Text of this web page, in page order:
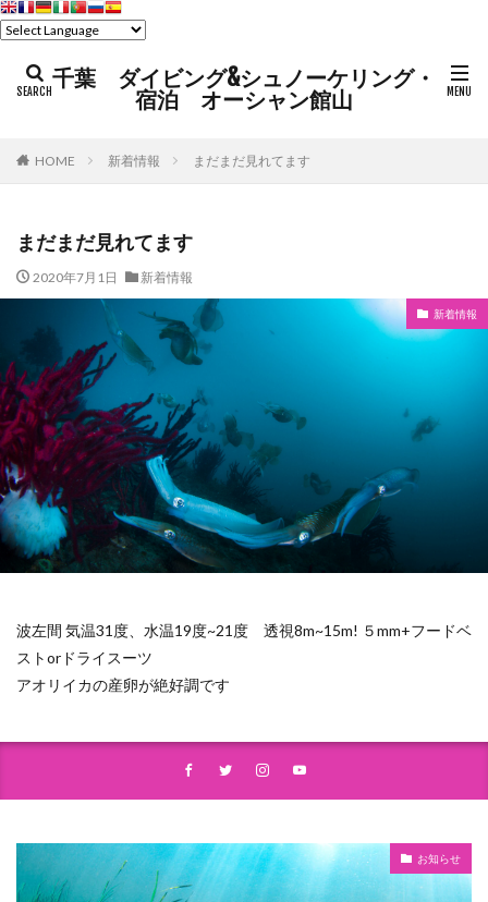
千葉 ダイビング&シュノーケリング・
宿泊 オーシャン館山
HOME 新着情報 まだまだ見れてます
まだまだ見れてます
2020年7月1日 新着情報
新着情報
波左間 気温31度、水温19度~21度 透視8m~15m! ５mm+フードベ
ストorドライスーツ
アオリイカの産卵が絶好調です
お知らせ